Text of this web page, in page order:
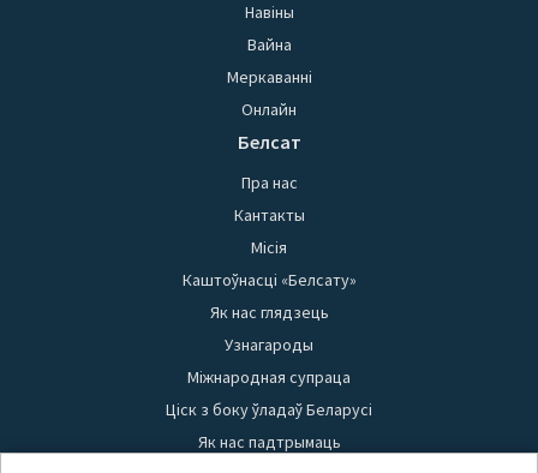
Навіны
Вайна
Меркаванні
Онлайн
Белсат
Пра нас
Кантакты
Місія
Каштоўнасці «Белсату»
Як нас глядзець
Узнагароды
Міжнародная супраца
Ціск з боку ўладаў Беларусі
Як нас падтрымаць